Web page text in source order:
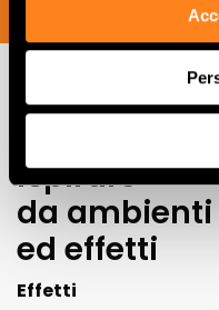
ispirare
da ambienti
ed effetti
Effetti